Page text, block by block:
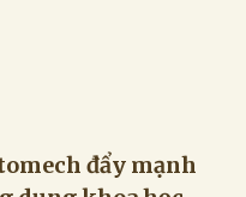
đẩy mạnh